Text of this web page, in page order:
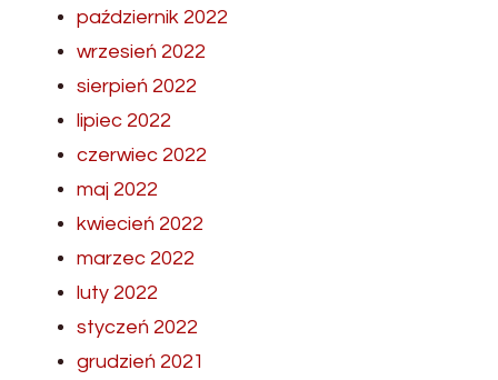
październik 2022
wrzesień 2022
sierpień 2022
lipiec 2022
czerwiec 2022
maj 2022
kwiecień 2022
marzec 2022
luty 2022
styczeń 2022
grudzień 2021